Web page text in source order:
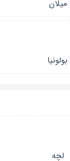
میلان
بولونیا
لچه